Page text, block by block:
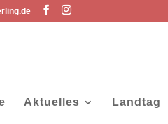
Aktuelles Landtag